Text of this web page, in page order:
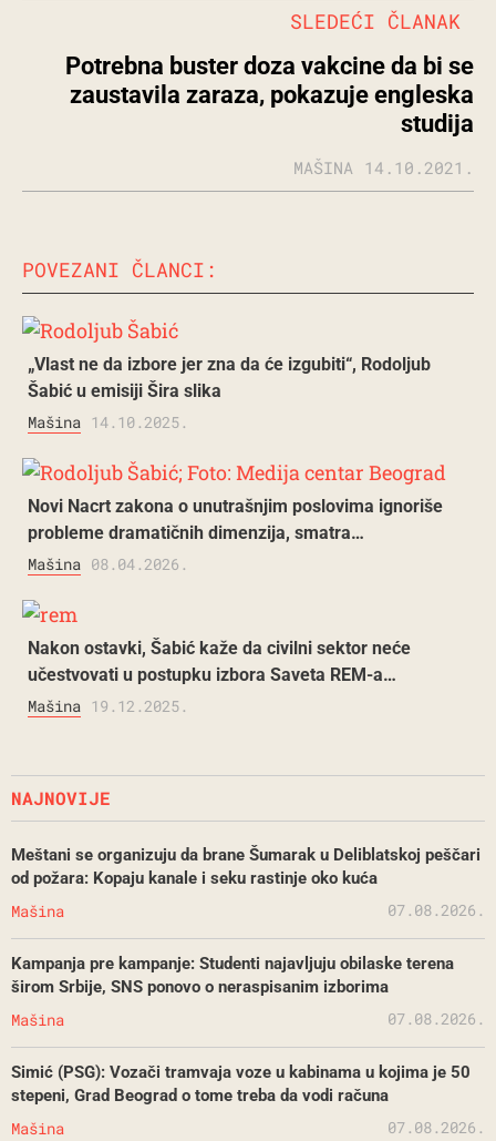
Potrebna buster doza vakcine da bi se
zaustavila zaraza, pokazuje engleska
studija
SLEDEĆI ČLANAK
MAŠINA 14.10.2021.
POVEZANI ČLANCI:
„Vlast ne da izbore jer zna da će izgubiti“, Rodoljub
Šabić u emisiji Šira slika
Mašina 14.10.2025.
Novi Nacrt zakona o unutrašnjim poslovima ignoriše
probleme dramatičnih dimenzija, smatra…
Mašina 08.04.2026.
Nakon ostavki, Šabić kaže da civilni sektor neće
učestvovati u postupku izbora Saveta REM-a…
Mašina 19.12.2025.
NAJNOVIJE
Meštani se organizuju da brane Šumarak u Deliblatskoj peščari
od požara: Kopaju kanale i seku rastinje oko kuća
Mašina 07.08.2026.
Kampanja pre kampanje: Studenti najavljuju obilaske terena
širom Srbije, SNS ponovo o neraspisanim izborima
Mašina 07.08.2026.
Simić (PSG): Vozači tramvaja voze u kabinama u kojima je 50
stepeni, Grad Beograd o tome treba da vodi računa
Mašina 07.08.2026.